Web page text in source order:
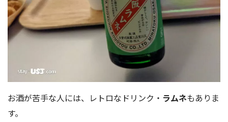
お酒が苦手な人には、レトロなドリンク・ ラムネもありま
す。